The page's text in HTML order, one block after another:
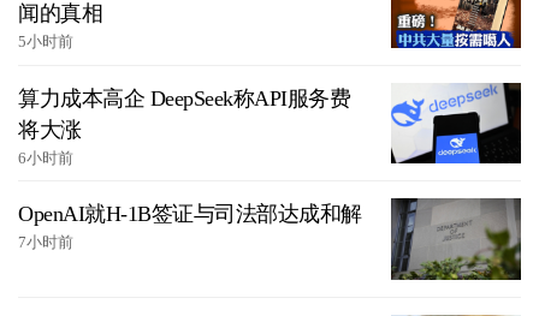
闻的真相
5小时前
算力成本高企 DeepSeek称API服务费
将大涨
6小时前
OpenAI就H-1B签证与司法部达成和解
7小时前